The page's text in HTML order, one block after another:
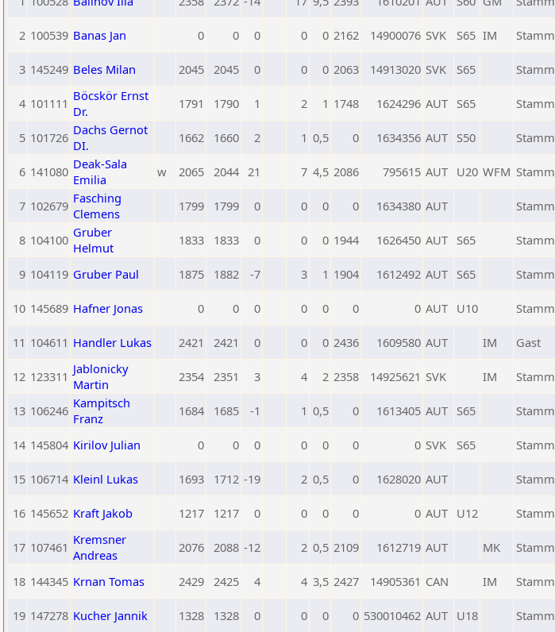
2 100539 Banas Jan 0 0 0 0 0 2162 14900076 SVK S65 IM Stamm
3 145249 Beles Milan 2045 2045 0 0 0 2063 14913020 SVK S65 Stamm
4 101111 Böcskör Ernst
Dr.
1791 1790 1 2 1 1748 1624296 AUT S65 Stamm
5 101726 Dachs Gernot
DI.
1662 1660 2 1 0,5 0 1634356 AUT S50 Stamm
6 141080 Deak-Sala
Emilia
w 2065 2044 21 7 4,5 2086 795615 AUT U20 WFM Stamm
7 102679 Fasching
Clemens
1799 1799 0 0 0 0 1634380 AUT Stamm
8 104100 Gruber
Helmut
1833 1833 0 0 0 1944 1626450 AUT S65 Stamm
9 104119 Gruber Paul 1875 1882 -7 3 1 1904 1612492 AUT S65 Stamm
10 145689 Hafner Jonas 0 0 0 0 0 0 0 AUT U10 Stamm
11 104611 Handler Lukas 2421 2421 0 0 0 2436 1609580 AUT IM Gast
12 123311 Jablonicky
Martin
2354 2351 3 4 2 2358 14925621 SVK IM Stamm
13 106246 Kampitsch
Franz
1684 1685 -1 1 0,5 0 1613405 AUT S65 Stamm
14 145804 Kirilov Julian 0 0 0 0 0 0 0 SVK S65 Stamm
15 106714 Kleinl Lukas 1693 1712 -19 2 0,5 0 1628020 AUT Stamm
16 145652 Kraft Jakob 1217 1217 0 0 0 0 0 AUT U12 Stamm
17 107461 Kremsner
Andreas
2076 2088 -12 2 0,5 2109 1612719 AUT MK Stamm
18 144345 Krnan Tomas 2429 2425 4 4 3,5 2427 14905361 CAN IM Stamm
19 147278 Kucher Jannik 1328 1328 0 0 0 0 530010462 AUT U18 Stamm